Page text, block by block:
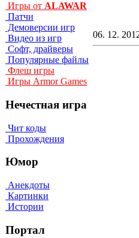
Игры от ALAWAR
Патчи
Демоверсии игр
Видео из игр
Софт, драйверы
Популярные файлы
Флеш игры
Игры Armor Games
Нечестная игра
Чит коды
Прохождения
Юмор
Анекдоты
Картинки
Истории
Портал
06. 12.